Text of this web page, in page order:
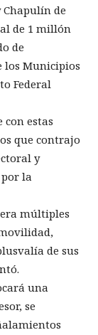
de
de 1 millón
de
los Municipios
Federal
con estas
que contrajo
y
la
múltiples
de sus
una
se